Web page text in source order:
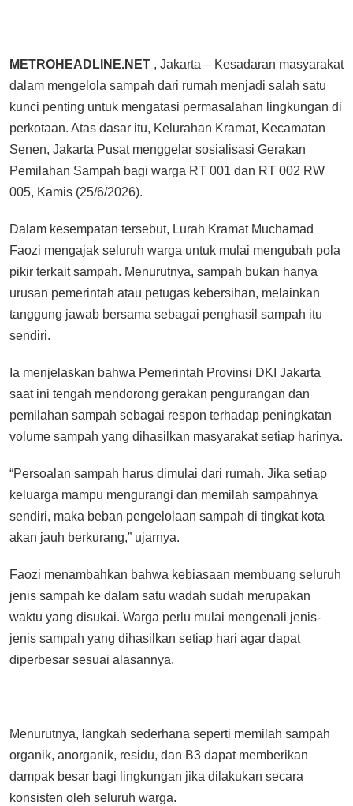
METROHEADLINE.NET , Jakarta – Kesadaran masyarakat
dalam mengelola sampah dari rumah menjadi salah satu
kunci penting untuk mengatasi permasalahan lingkungan di
perkotaan. Atas dasar itu, Kelurahan Kramat, Kecamatan
Senen, Jakarta Pusat menggelar sosialisasi Gerakan
Pemilahan Sampah bagi warga RT 001 dan RT 002 RW
005, Kamis (25/6/2026).
Dalam kesempatan tersebut, Lurah Kramat Muchamad
Faozi mengajak seluruh warga untuk mulai mengubah pola
pikir terkait sampah. Menurutnya, sampah bukan hanya
urusan pemerintah atau petugas kebersihan, melainkan
tanggung jawab bersama sebagai penghasil sampah itu
sendiri.
Ia menjelaskan bahwa Pemerintah Provinsi DKI Jakarta
saat ini tengah mendorong gerakan pengurangan dan
pemilahan sampah sebagai respon terhadap peningkatan
volume sampah yang dihasilkan masyarakat setiap harinya.
“Persoalan sampah harus dimulai dari rumah. Jika setiap
keluarga mampu mengurangi dan memilah sampahnya
sendiri, maka beban pengelolaan sampah di tingkat kota
akan jauh berkurang,” ujarnya.
Faozi menambahkan bahwa kebiasaan membuang seluruh
jenis sampah ke dalam satu wadah sudah merupakan
waktu yang disukai. Warga perlu mulai mengenali jenis-
jenis sampah yang dihasilkan setiap hari agar dapat
diperbesar sesuai alasannya.
Menurutnya, langkah sederhana seperti memilah sampah
organik, anorganik, residu, dan B3 dapat memberikan
dampak besar bagi lingkungan jika dilakukan secara
konsisten oleh seluruh warga.